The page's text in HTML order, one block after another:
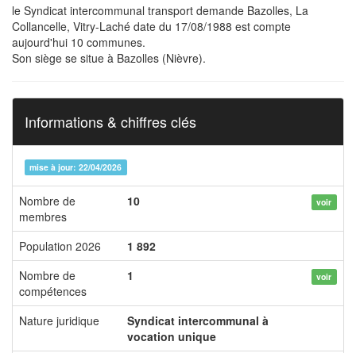
le Syndicat intercommunal transport demande Bazolles, La
Collancelle, Vitry-Laché date du 17/08/1988 est compte
aujourd'hui 10 communes.
Son siège se situe à Bazolles (Nièvre).
Informations & chiffres clés
mise à jour: 22/04/2026
Nombre de
membres
10 voir
Population 2026
1 892
Nombre de
compétences
1 voir
Nature juridique
Syndicat intercommunal à
vocation unique